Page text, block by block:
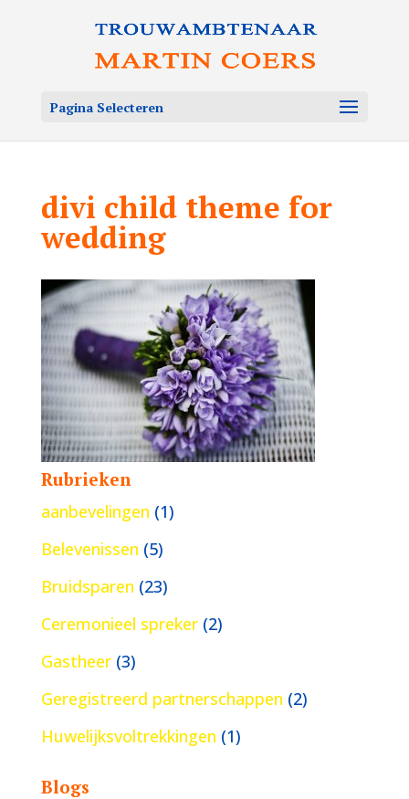
Pagina Selecteren
divi child theme for
wedding
Rubrieken
aanbevelingen (1)
Belevenissen (5)
Bruidsparen (23)
Ceremonieel spreker(2)
Gastheer(3)
Geregistreerd partnerschappen (2)
Huwelijksvoltrekkingen (1)
Blogs